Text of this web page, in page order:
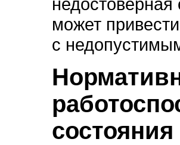
недостоверная
может
с
состояния